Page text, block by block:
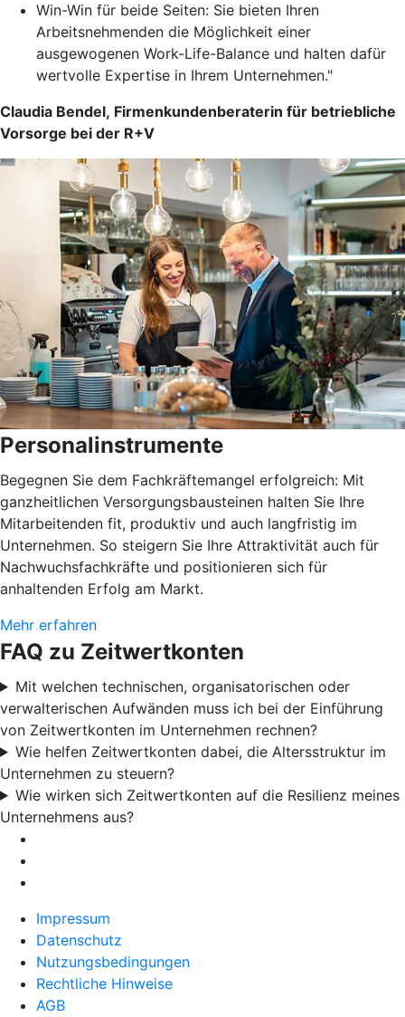
Win-Win für beide Seiten: Sie bieten Ihren
Arbeitsnehmenden die Möglichkeit einer
ausgewogenen Work-Life-Balance und halten dafür
wertvolle Expertise in Ihrem Unternehmen."
Claudia Bendel, Firmenkundenberaterin für betriebliche
Vorsorge bei der R+V
Personalinstrumente
Begegnen Sie dem Fachkräftemangel erfolgreich: Mit
ganzheitlichen Versorgungsbausteinen halten Sie Ihre
Mitarbeitenden fit, produktiv und auch langfristig im
Unternehmen. So steigern Sie Ihre Attraktivität auch für
Nachwuchsfachkräfte und positionieren sich für
anhaltenden Erfolg am Markt.
Mehr erfahren
FAQ zu Zeitwertkonten
Mit welchen technischen, organisatorischen oder
verwalterischen Aufwänden muss ich bei der Einführung
von Zeitwertkonten im Unternehmen rechnen?
Wie helfen Zeitwertkonten dabei, die Altersstruktur im
Unternehmen zu steuern?
Wie wirken sich Zeitwertkonten auf die Resilienz meines
Unternehmens aus?
Impressum
Datenschutz
Nutzungsbedingungen
Rechtliche Hinweise
AGB